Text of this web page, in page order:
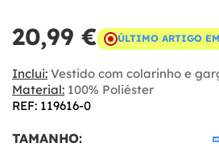
20,99 € ÚLTIMO ARTIGO
Inclui: Vestido com colarinho e
Material: 100% Poliéster
REF: 119616-0
TAMANHO: